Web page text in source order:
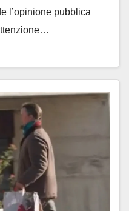
l’opinione pubblica